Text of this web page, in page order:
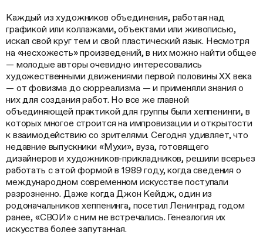
Каждый из художников объединения, работая над
графикой или коллажами, объектами или живописью,
искал свой круг тем и свой пластический язык. Несмотря
на «несхожесть» произведений, в них можно найти общее
— молодые авторы очевидно интересовались
художественными движениями первой половины XX века
— от фовизма до сюрреализма — и применяли знания о
них для создания работ. Но все же главной
объединяющей практикой для группы были хеппенинги, в
которых многое строится на импровизации и открытости
к взаимодействию со зрителями. Сегодня удивляет, что
недавние выпускники «Мухи», вуза, готовящего
дизайнеров и художников-прикладников, решили всерьез
работать с этой формой в 1989 году, когда сведения о
международном современном искусстве поступали
разрозненно. Даже когда Джон Кейдж, один из
родоначальников хеппенинга, посетил Ленинград годом
ранее, «СВОИ» с ним не встречались. Генеалогия их
искусства более запутанная.